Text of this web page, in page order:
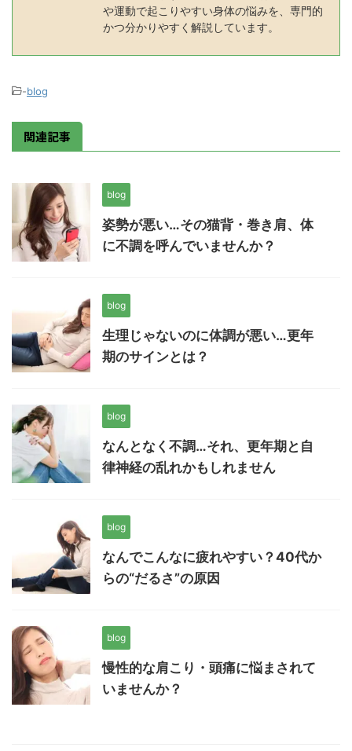
や運動で起こりやすい身体の悩みを、専門的
かつ分かりやすく解説しています。
-blog
関連記事
blog
姿勢が悪い…その猫背・巻き肩、体
に不調を呼んでいませんか？
blog
生理じゃないのに体調が悪い…更年
期のサインとは？
blog
なんとなく不調…それ、更年期と自
律神経の乱れかもしれません
blog
なんでこんなに疲れやすい？40代か
らの“だるさ”の原因
blog
慢性的な肩こり・頭痛に悩まされて
いませんか？